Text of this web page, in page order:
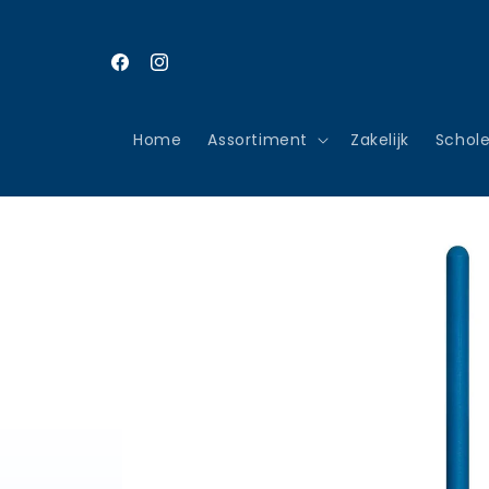
FacebookInstagram
Meer dan 2000+ producten
Home Assortiment Zakelijk